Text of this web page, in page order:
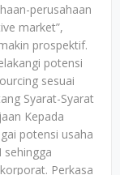
perusahaan
market”,
prospektif.
potensi
sesuai
Syarat-Syarat
Kepada
potensi usaha
sehingga
Perkasa